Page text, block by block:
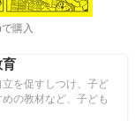
購入
育
を促すしつけ、子ど
の教材など、子ども